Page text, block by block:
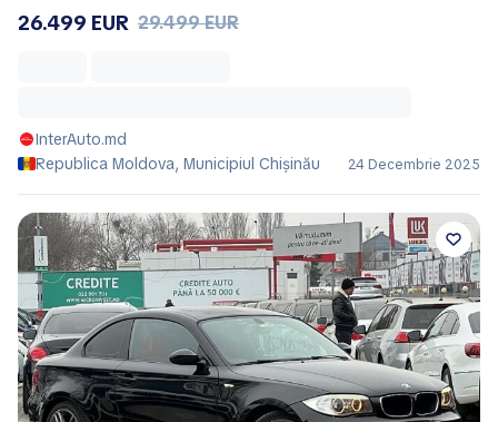
26.499 EUR 29.499 EUR
InterAuto.md
Republica Moldova, Municipiul Chișinău
24 Decembrie 2025